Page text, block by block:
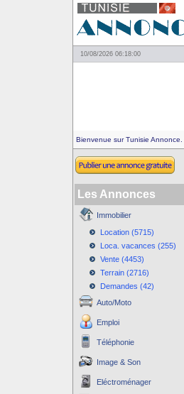
10/08/2026 06:18:00
Bienvenue sur Tunisie Annonce.
Les Annonces
Immobilier
Location (5715)
Loca. vacances (255)
Vente (4453)
Terrain (2716)
Demandes (42)
Auto/Moto
Emploi
Téléphonie
Image & Son
Eléctroménager